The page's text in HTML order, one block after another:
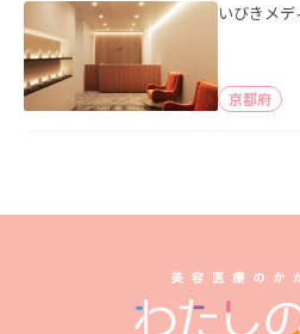
いびきメ
京都府